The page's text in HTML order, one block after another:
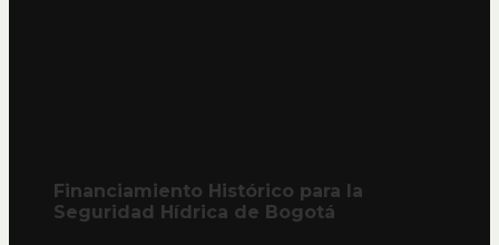
Financiamiento Histórico para la
Seguridad Hídrica de Bogotá